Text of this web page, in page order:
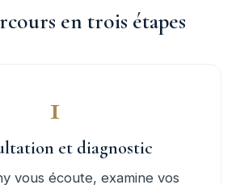
en trois étapes
1
et diagnostic
vous écoute, examine vos